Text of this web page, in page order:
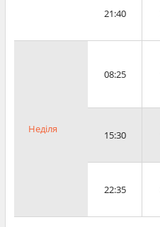
21:40
Неділя
08:25
15:30
22:35